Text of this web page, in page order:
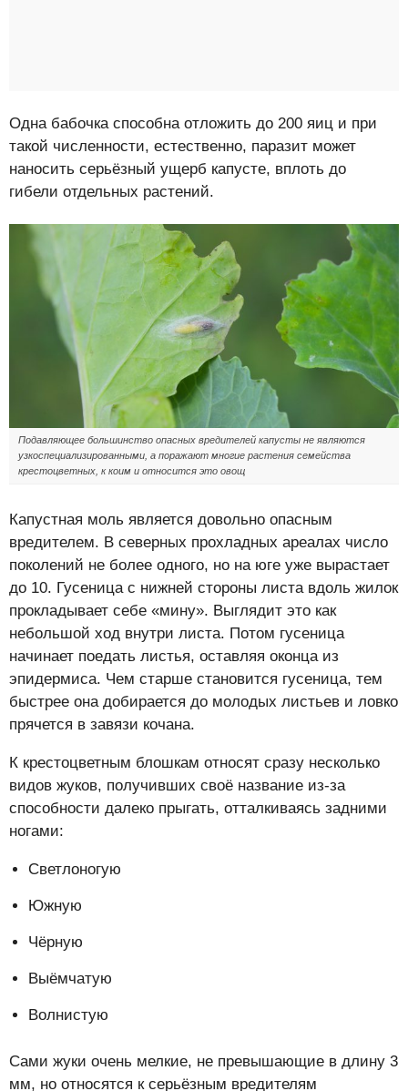
Одна бабочка способна отложить до 200 яиц и при
такой численности, естественно, паразит может
наносить серьёзный ущерб капусте, вплоть до
гибели отдельных растений.
Подавляющее большинство опасных вредителей капусты не являются
узкоспециализированными, а поражают многие растения семейства
крестоцветных, к коим и относится это овощ
Капустная моль является довольно опасным
вредителем. В северных прохладных ареалах число
поколений не более одного, но на юге уже вырастает
до 10. Гусеница с нижней стороны листа вдоль жилок
прокладывает себе «мину». Выглядит это как
небольшой ход внутри листа. Потом гусеница
начинает поедать листья, оставляя оконца из
эпидермиса. Чем старше становится гусеница, тем
быстрее она добирается до молодых листьев и ловко
прячется в завязи кочана.
К крестоцветным блошкам относят сразу несколько
видов жуков, получивших своё название из-за
способности далеко прыгать, отталкиваясь задними
ногами:
Светлоногую
Южную
Чёрную
Выёмчатую
Волнистую
Сами жуки очень мелкие, не превышающие в длину 3
мм, но относятся к серьёзным вредителям